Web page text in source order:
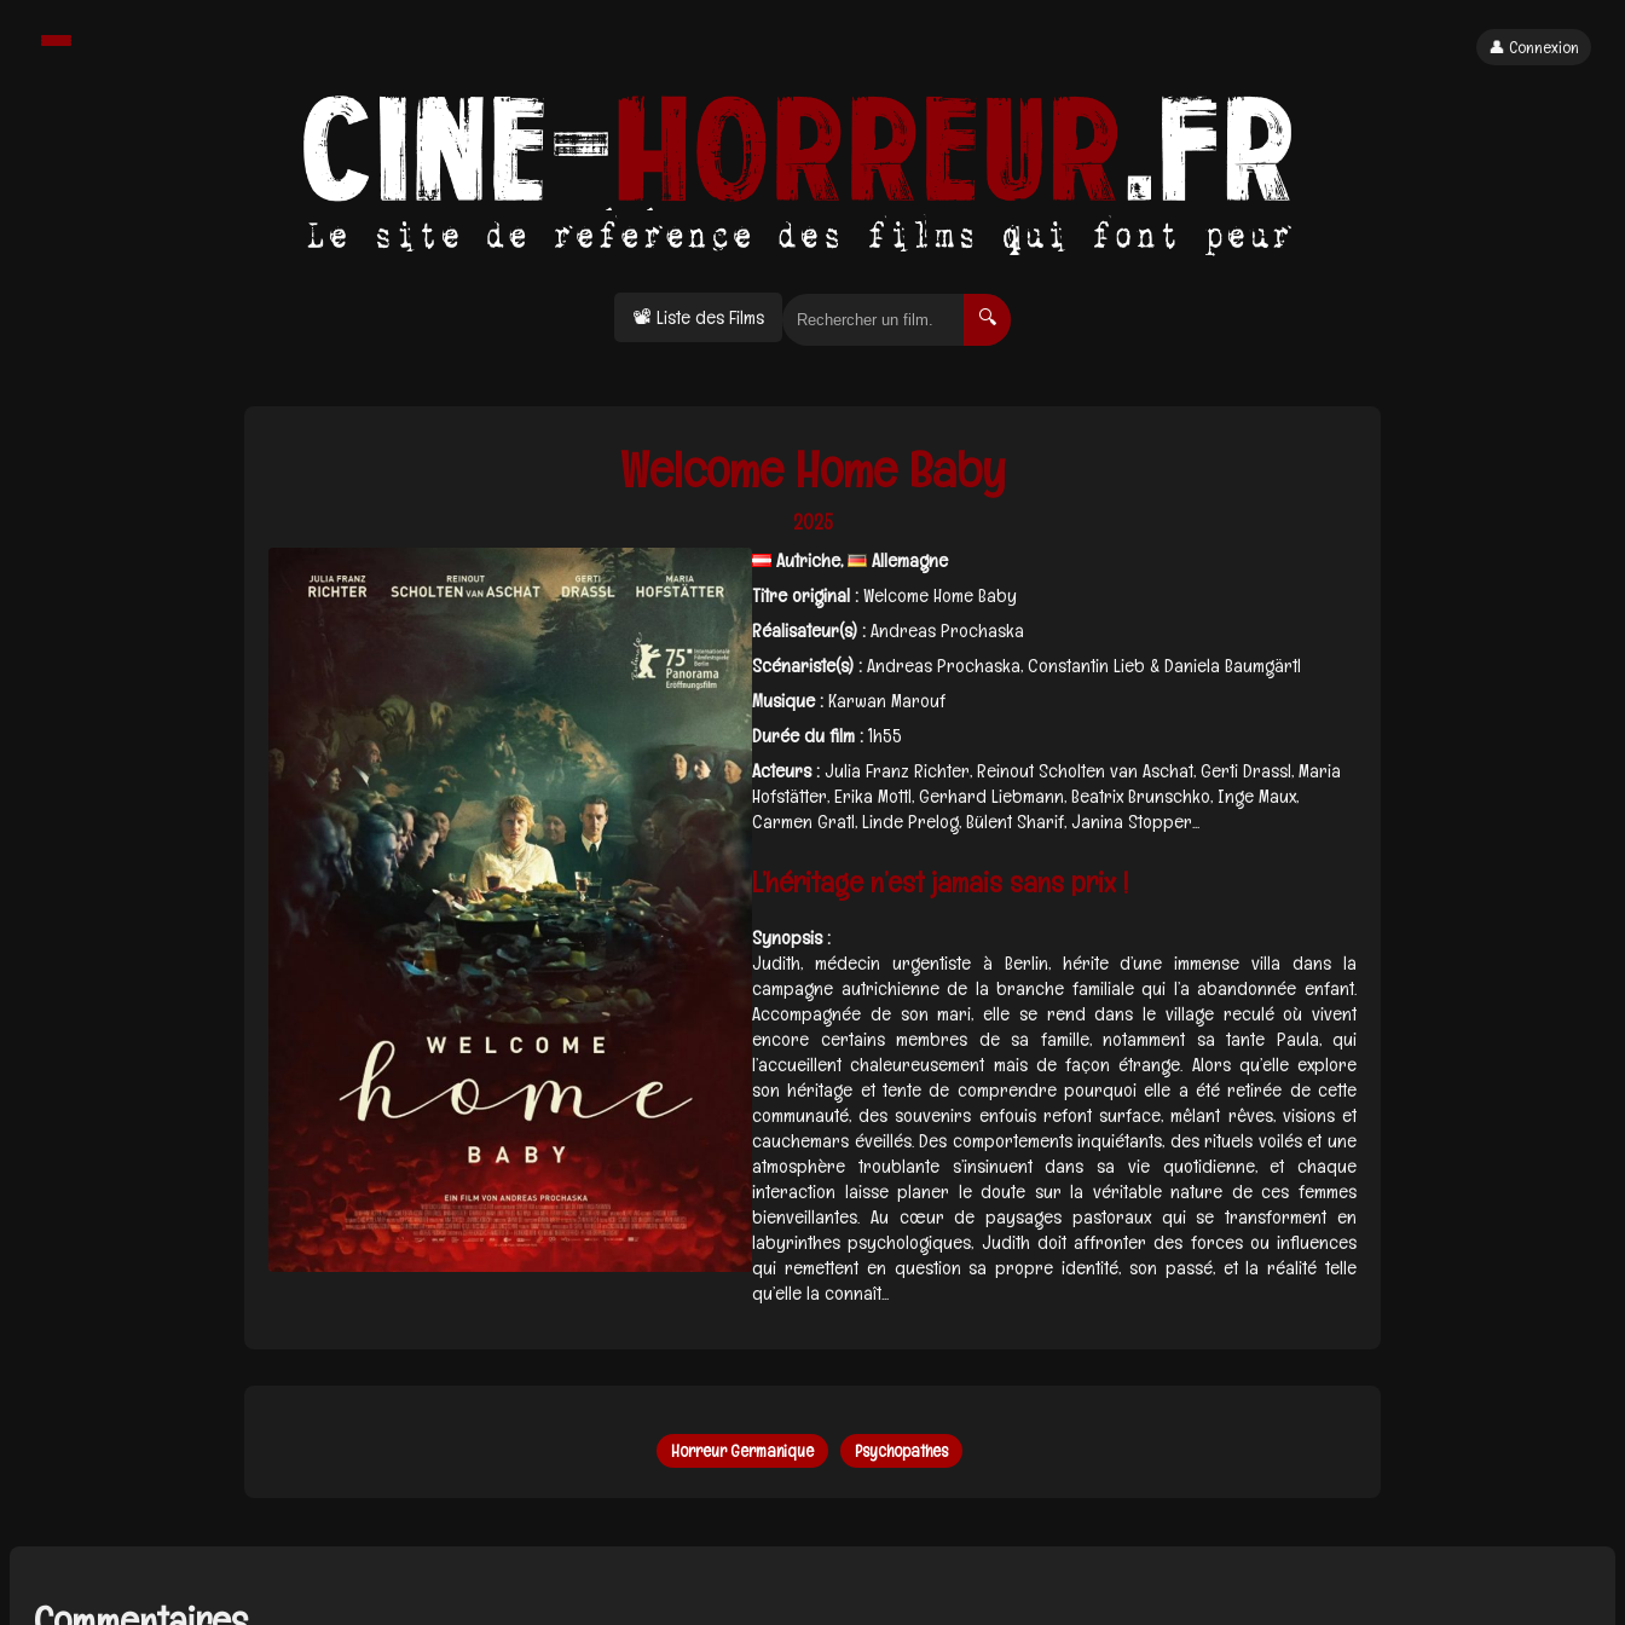
📽 Liste des Films 🔍
👤 Connexion
Welcome Home Baby
2025
Autriche,
Allemagne
Titre original :Welcome Home Baby
Réalisateur(s) :Andreas Prochaska
Scénariste(s) :Andreas Prochaska, Constantin Lieb & Daniela Baumgärtl
Musique :Karwan Marouf
Durée du film :1h55
Acteurs :Julia Franz Richter, Reinout Scholten van Aschat, Gerti Drassl, Maria
Hofstätter, Erika Mottl, Gerhard Liebmann, Beatrix Brunschko, Inge Maux,
Carmen Gratl, Linde Prelog, Bülent Sharif, Janina Stopper...
L’héritage n’est jamais sans prix !
Synopsis :
Judith, médecin urgentiste à Berlin, hérite d’une immense villa dans la
campagne autrichienne de la branche familiale qui l’a abandonnée enfant.
Accompagnée de son mari, elle se rend dans le village reculé où vivent
encore certains membres de sa famille, notamment sa tante Paula, qui
l’accueillent chaleureusement mais de façon étrange. Alors qu’elle explore
son héritage et tente de comprendre pourquoi elle a été retirée de cette
communauté, des souvenirs enfouis refont surface, mêlant rêves, visions et
cauchemars éveillés. Des comportements inquiétants, des rituels voilés et une
atmosphère troublante s’insinuent dans sa vie quotidienne, et chaque
interaction laisse planer le doute sur la véritable nature de ces femmes
bienveillantes. Au cœur de paysages pastoraux qui se transforment en
labyrinthes psychologiques, Judith doit affronter des forces ou influences
qui remettent en question sa propre identité, son passé, et la réalité telle
qu’elle la connaît...
Horreur Germanique Psychopathes